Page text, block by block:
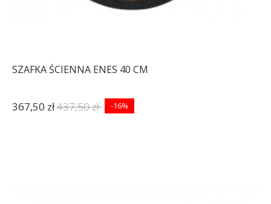
SZAFKA ŚCIENNA ENES 40 CM
367,50 zł437,50 zł -16%